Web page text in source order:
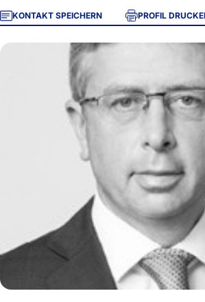
KONTAKT SPEICHERN PROFIL